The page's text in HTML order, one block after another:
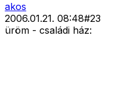
akos
2006.01.21. 08:48#23
üröm - családi ház: